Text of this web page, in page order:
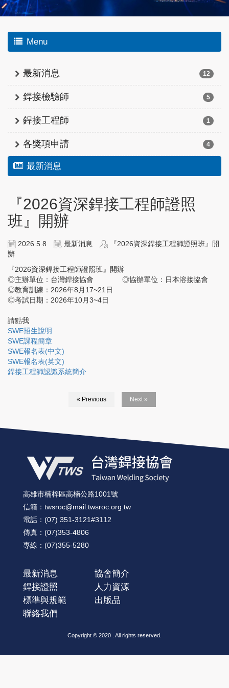
Menu
最新消息 12
銲接檢驗師 5
銲接工程師 1
各獎項申請 4
最新消息
『2026資深銲接工程師證照
班』開辦
2026.5.8 最新消息
『2026資深銲接工程師證照班』開
辦
『2026資深銲接工程師證照班』開辦
◎主辦單位：台灣銲接協會 ◎協辦單位：日本溶接協會
◎教育訓練：2026年8月17~21日
◎考試日期：2026年10月3~4日
請點我
SWE招生說明
SWE課程簡章
SWE報名表(中文)
SWE報名表(英文)
銲接工程師認識系統簡介
« Previous Next »
高雄市楠梓區高楠公路1001號
信箱：twsroc@mail.twsroc.org.tw
電話：(07) 351-3121#3112
傳真：(07)353-4806
專線：(07)355-5280
最新消息
協會簡介
銲接證照
人力資源
標準與規範
出版品
聯絡我們
Copyright © 2020 . All rights reserved.